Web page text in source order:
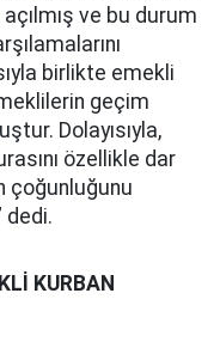
ve bu durum
birlikte emekli
geçim
Dolayısıyla,
özellikle dar
çoğunluğunu
dedi.
KURBAN